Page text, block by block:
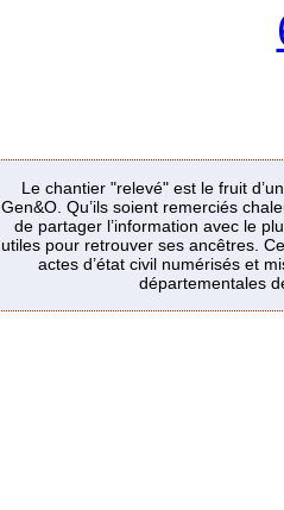
Le chantier "relevé" est le fruit
Gen&O. Qu’ils soient remerciés
de partager l’information avec le
utiles pour retrouver ses ancêtres.
actes d’état civil numérisés et
départementales